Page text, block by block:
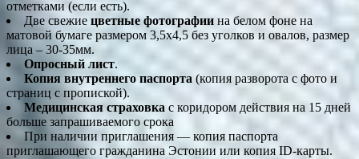
отметками (если есть).
Две свежие цветные фотографии на белом фоне на
матовой бумаге размером 3,5х4,5 без уголков и овалов, размер
лица – 30-35мм.
Опросный лист.
Копия внутреннего паспорта (копия разворота с фото и
страниц с пропиской).
Медицинская страховка с коридором действия на 15 дней
больше запрашиваемого срока
При наличии приглашения — копия паспорта
приглашающего гражданина Эстонии или копия ID-карты.